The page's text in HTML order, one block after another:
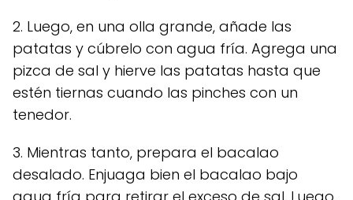
2. Luego, en una olla grande, añade las
patatas y cúbrelo con agua fría. Agrega una
pizca de sal y hierve las patatas hasta que
estén tiernas cuando las pinches con un
tenedor.
3. Mientras tanto, prepara el bacalao
desalado. Enjuaga bien el bacalao bajo